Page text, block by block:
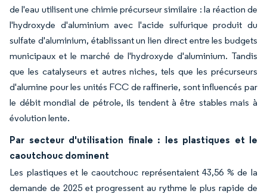
de l'eau utilisent une chimie précurseur similaire : la réaction de
l'hydroxyde d'aluminium avec l'acide sulfurique produit du
sulfate d'aluminium, établissant un lien direct entre les budgets
municipaux et le marché de l'hydroxyde d'aluminium. Tandis
que les catalyseurs et autres niches, tels que les précurseurs
d'alumine pour les unités FCC de raffinerie, sont influencés par
le débit mondial de pétrole, ils tendent à être stables mais à
évolution lente.
Par secteur d'utilisation finale : les plastiques et le
caoutchouc dominent
Les plastiques et le caoutchouc représentaient 43,56 % de la
demande de 2025 et progressent au rythme le plus rapide de